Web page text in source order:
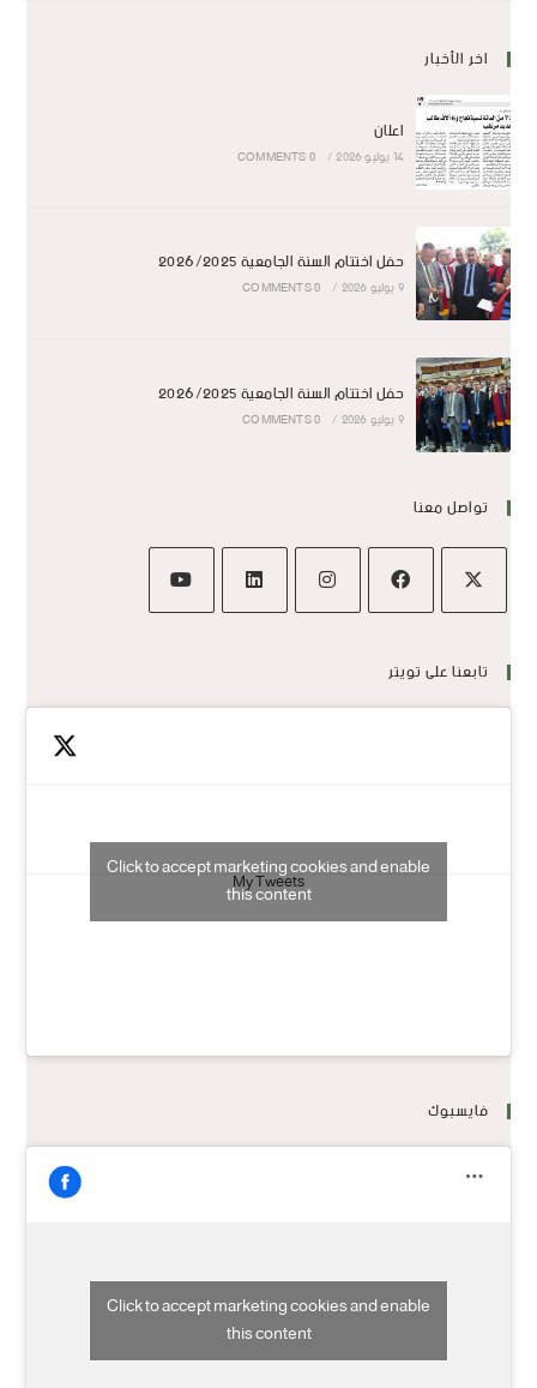
اخر الأخبار
اعلان
14 يوليو 2026 /
0 COMMENTS
حفل اختتام السنة الجامعية 2026/2025
9 يوليو 2026 /
0 COMMENTS
حفل اختتام السنة الجامعية 2026/2025
9 يوليو 2026 /
0 COMMENTS
تواصل معنا
تابعنا على تويتر
My Tweets
Click to accept marketing cookies and enable
this content
فايسبوك
Click to accept marketing cookies and enable
this content